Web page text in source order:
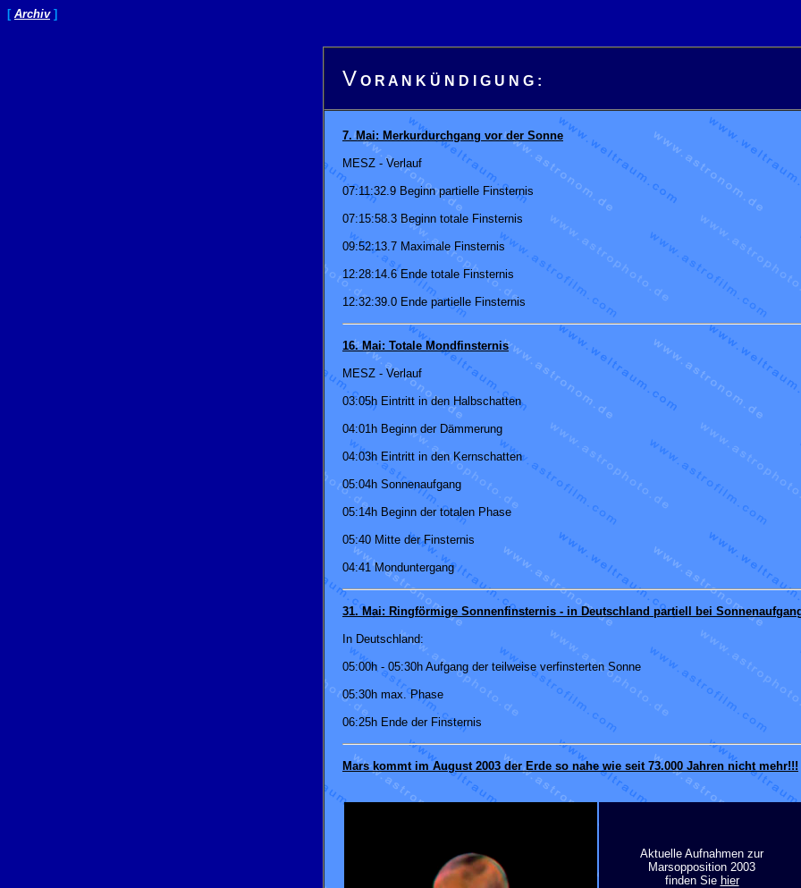
[ Archiv ]
V O R A N K Ü N D I G U N G :
7. Mai: Merkurdurchgang vor der Sonne
MESZ - Verlauf
07:11:32.9 Beginn partielle Finsternis
07:15:58.3 Beginn totale Finsternis
09:52:13.7 Maximale Finsternis
12:28:14.6 Ende totale Finsternis
12:32:39.0 Ende partielle Finsternis
16. Mai: Totale Mondfinsternis
MESZ - Verlauf
03:05h Eintritt in den Halbschatten
04:01h Beginn der Dämmerung
04:03h Eintritt in den Kernschatten
05:04h Sonnenaufgang
05:14h Beginn der totalen Phase
05:40 Mitte der Finsternis
04:41 Monduntergang
31. Mai: Ringförmige Sonnenfinsternis - in Deutschland partiell bei
In Deutschland:
05:00h - 05:30h Aufgang der teilweise verfinsterten Sonne
05:30h max. Phase
06:25h Ende der Finsternis
Mars kommt im August 2003 der Erde so nahe wie seit 73.000 Jahren nicht mehr!!!
Aktuelle Aufnahmen zur
Marsopposition 2003
finden Sie hier